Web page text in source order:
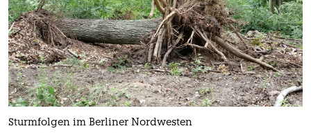
Sturmfolgen im Berliner Nordwesten